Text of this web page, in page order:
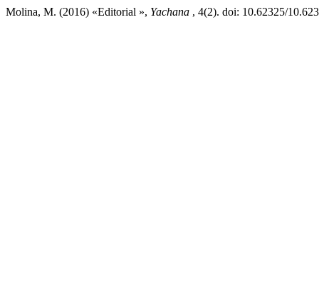
Molina, M. (2016) «Editorial », Yachana , 4(2). doi: 10.62325/